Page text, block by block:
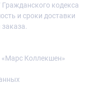
кодекса
и сроки доставки
Коллекшен»